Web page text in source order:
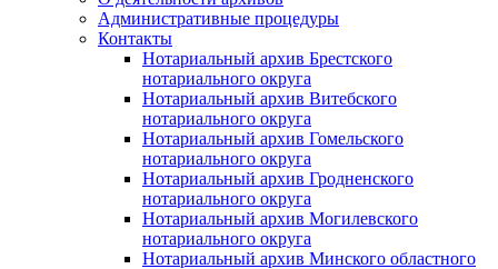
Административные процедуры
Контакты
Нотариальный архив Брестского
нотариального округа
Нотариальный архив Витебского
нотариального округа
Нотариальный архив Гомельского
нотариального округа
Нотариальный архив Гродненского
нотариального округа
Нотариальный архив Могилевского
нотариального округа
Нотариальный архив Минского областного